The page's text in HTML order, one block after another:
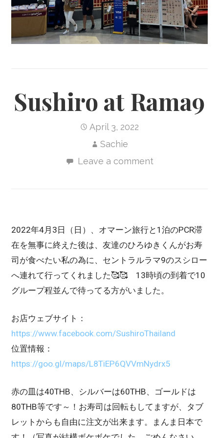
Sushiro at Rama9
April 3, 2022
Sachie
Leave a comment
2022年4月3日（日）、オマーン旅行と1泊のPCR滞
在を無事に終えた後は、友達のひろゆきくんがお寿
司が食べたい私の為に、セントラルラマ9のスシロー
へ連れて行ってくれました🥰🥰 13時頃の到着で10
グループ程並んで待ってる方がいました。
お店ウェブサイト：
https://www.facebook.com/SushiroThailand
位置情報：
https://goo.gl/maps/L8TiEP6QVVmNydrx5
赤の皿は40THB、シルバーは60THB、ゴールドは
80THB等です～！お寿司は回転もしてますが、タブ
レットからも自由に注文が出来ます。まんま日本で